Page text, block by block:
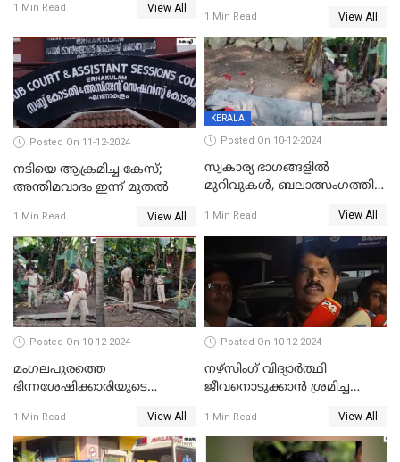
1 Min Read View All
1 Min Read View All
Posted On 11-12-2024
നടിയെ ആക്രമിച്ച കേസ്;
അന്തിമവാദം ഇന്ന് മുതല്‍
1 Min Read View All
KERALA
Posted On 10-12-2024
സ്വകാര്യ ഭാഗങ്ങളിൽ
മുറിവുകൾ, ബലാത്സംഗത്തിന്
കൊലപാതകത്തില്‍
പോസ്റ്റ്‌മോർട്ടം റിപ്പോർട്ട്
1 Min Read View All
Posted On 10-12-2024
മംഗലപുരത്തെ
ഭിന്നശേഷിക്കാരിയുടെ
സംശയിക്കുന്നയാള്‍
കസ്റ്റഡിയില്‍
1 Min Read View All
Posted On 10-12-2024
നഴ്‌സിംഗ് വിദ്യാർത്ഥി
ജീവനൊടുക്കാന്‍ ശ്രമിച്ച
മാറ്റിയതായി മൻസൂർ
ആശുപത്രി എം.ഡി ഷംസുദ്ദീൻ
1 Min Read View All